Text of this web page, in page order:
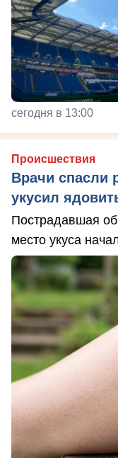
сегодня в 13:00
Происшествия
Врачи спасли
укусил
Пострадавшая
место укуса